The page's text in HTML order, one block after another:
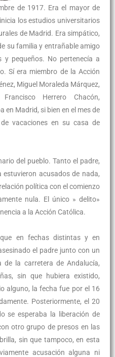
de 1917. Era el mayor de
los estudios universitarios
de Madrid. Era simpático,
su familia y entrañable amigo
pequeños. No pertenecía a
Sí era miembro de la Acción
Miguel Moraleda Márquez,
Herrero Chacón,
en Madrid, si bien en el mes de
vacaciones en su casa de
del pueblo. Tanto el padre,
acusados de nada,
política con el comienzo
nula. El único » delito»
a la Acción Católica.
en fechas distintas y en
el padre junto con un
la carretera de Andalucía,
sin que hubiera existido,
alguno, la fecha fue por el 16
Posteriormente, el 20
se esperaba la liberación de
otro grupo de presos en las
sin que tampoco, en esta
acusación alguna ni